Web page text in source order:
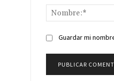
Guardar mi